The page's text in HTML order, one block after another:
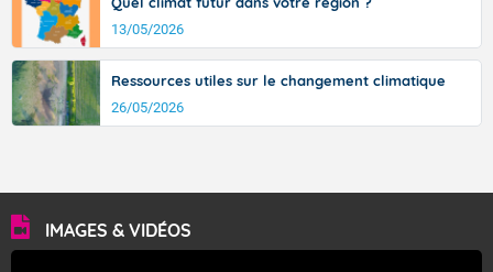
13/05/2026
Ressources utiles sur le changement climatique
26/05/2026
IMAGES & VIDÉOS